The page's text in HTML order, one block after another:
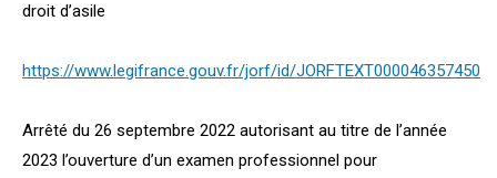
droit d’asile
https://www.legifrance.gouv.fr/jorf/id/JORFTEXT000046357450
Arrêté du 26 septembre 2022 autorisant au titre de l’année
2023 l’ouverture d’un examen professionnel pour